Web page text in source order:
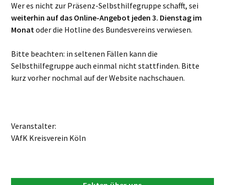
Wer es nicht zur Präsenz-Selbsthilfegruppe schafft, sei
weiterhin auf das Online-Angebot jeden 3. Dienstag im
Monatoder die Hotline des Bundesvereins verwiesen.
Bitte beachten: in seltenen Fällen kann die
Selbsthilfegruppe auch einmal nicht stattfinden. Bitte
kurz vorher nochmal auf der Website nachschauen.
Veranstalter:
VAfK Kreisverein Köln